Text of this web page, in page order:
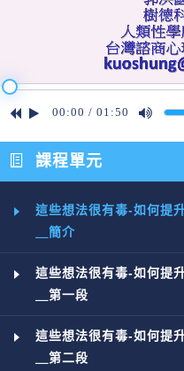
00:00 / 01:50
課程單元
這些想法很有毒-如何提
＿簡介
這些想法很有毒-如何提
＿第一段
這些想法很有毒-如何提
＿第二段